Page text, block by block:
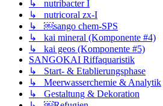
↳ nutribacter I
↳ nutricoral zx-I
↳ ￼sango chem-SPS
↳ kai mineral (Komponente #4)
↳ kai geos (Komponente #5)
SANGOKAI Riffaquaristik
↳ Start- & Etablierungsphase
↳ Meerwasserchemie & Analytik
↳ Gestaltung & Dekoration